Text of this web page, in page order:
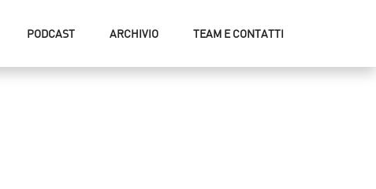
PODCAST ARCHIVIO TEAM E CONTATTI